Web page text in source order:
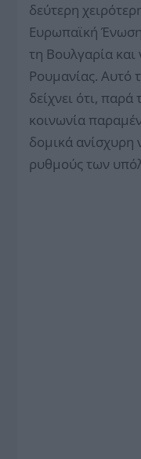
δεύτερη
Ευρωπαϊκή
τη Βουλγαρία
Ρουμανίας. Αυτό
δείχνει ότι, παρά
κοινωνία
δομικά ανίσχυρη
ρυθμούς των